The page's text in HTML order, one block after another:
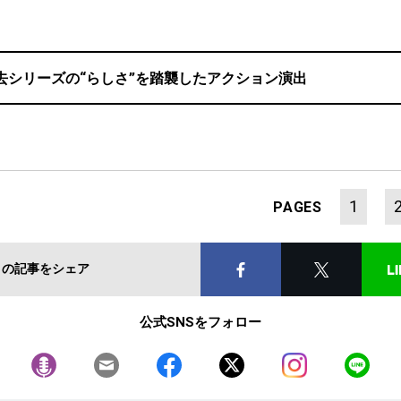
シリーズの“らしさ”を踏襲したアクション演出
PAGES 1 2
記事をシェア
公式SNSをフォロー